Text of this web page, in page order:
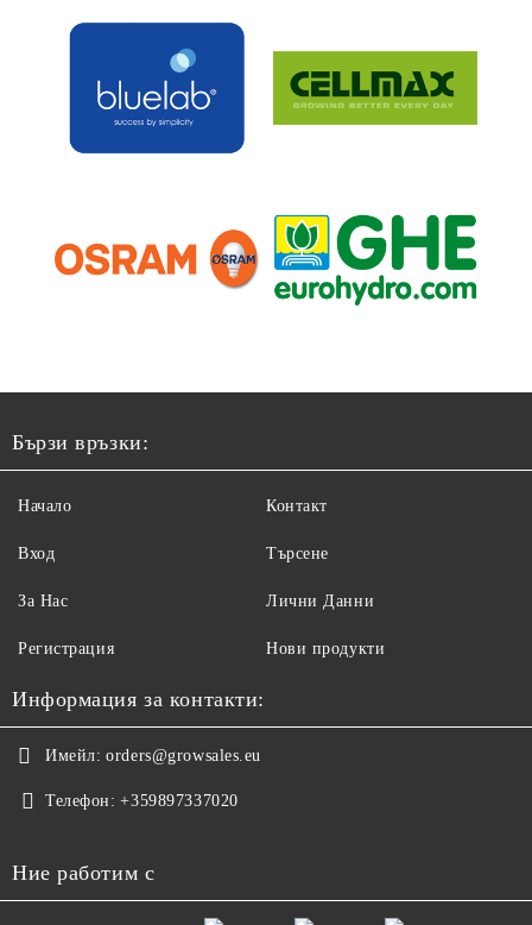
Бързи връзки:
Начало
Вход
За Нас
Регистрация
Контакт
Търсене
Лични Данни
Нови продукти
Информация за контакти:
Имейл: orders@growsales.eu
Телефон: +359897337020
Ние работим с